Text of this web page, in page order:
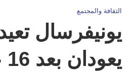
الثقافة والمجتمع
يونيفرسال
يعودان بعد 16 عامًا